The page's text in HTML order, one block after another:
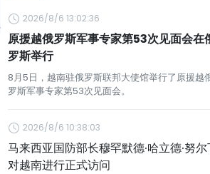
2026/8/6 13:02:36
原援越俄罗斯军事专家第53次见面会在
罗斯举行
8月5日，越南驻俄罗斯联邦大使馆举行了原援越
罗斯军事专家第53次见面会。
2026/8/6 10:38:03
马来西亚国防部长穆罕默德·哈立德·努
对越南进行正式访问